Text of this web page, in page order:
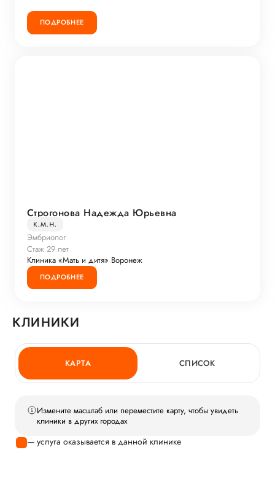
ПОДРОБНЕЕ
Строгонова Надежда Юрьевна
к.м.н.
Эмбриолог
Стаж 29 лет
Клиника «Мать и дитя» Воронеж
ПОДРОБНЕЕ
КЛИНИКИ
КАРТА СПИСОК
Измените масштаб или переместите карту, чтобы увидеть
клиники в других городах
— услуга оказывается в данной клинике